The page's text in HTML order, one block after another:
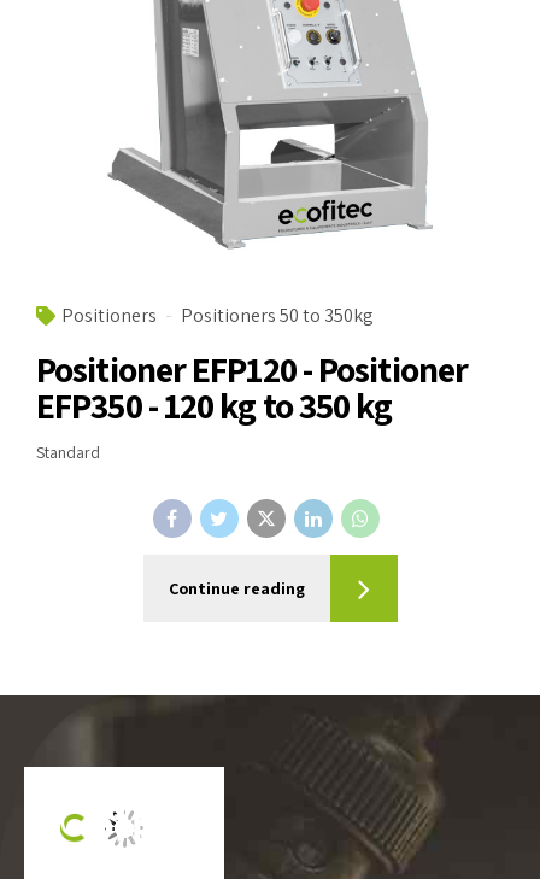
Positioners Positioners 50 to 350kg
Positioner EFP120 - Positioner
EFP350 - 120 kg to 350 kg
Standard
Continue reading